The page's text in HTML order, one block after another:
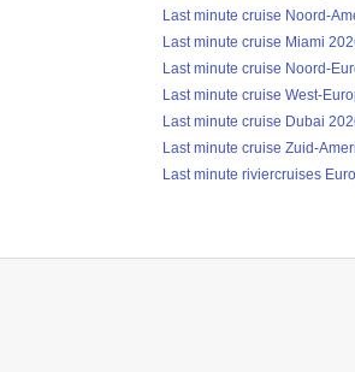
Last minute cruise Noord-
Last minute cruise Miami
Last minute cruise Noord-
Last minute cruise West-
Last minute cruise Dubai
Last minute cruise Zuid-
Last minute riviercruises